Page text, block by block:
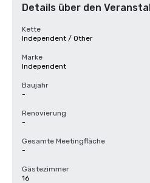
Details über den
Kette
Independent / Other
Marke
Independent
Baujahr
-
Renovierung
-
Gesamte Meetingfläche
-
Gästezimmer
16